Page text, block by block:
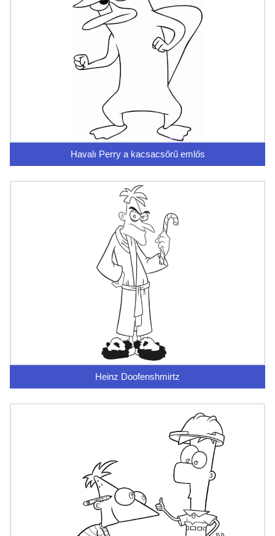
Havalı Perry a kacsacsőrű emlős
Heinz Doofenshmirtz